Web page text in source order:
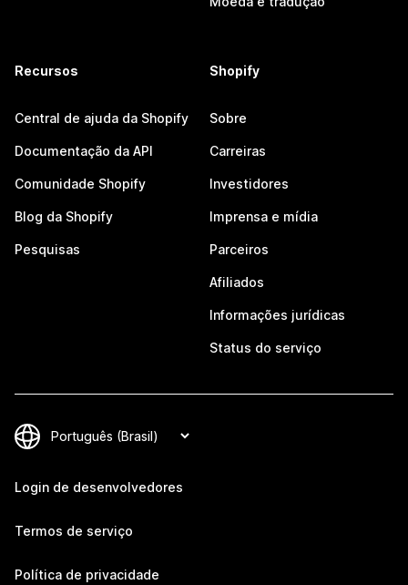
Recursos
Central de ajuda da Shopify
Documentação da API
Comunidade Shopify
Blog da Shopify
Pesquisas
Shopify
Sobre
Carreiras
Investidores
Imprensa e mídia
Parceiros
Afiliados
Informações jurídicas
Status do serviço
Login de desenvolvedores
Termos de serviço
Política de privacidade